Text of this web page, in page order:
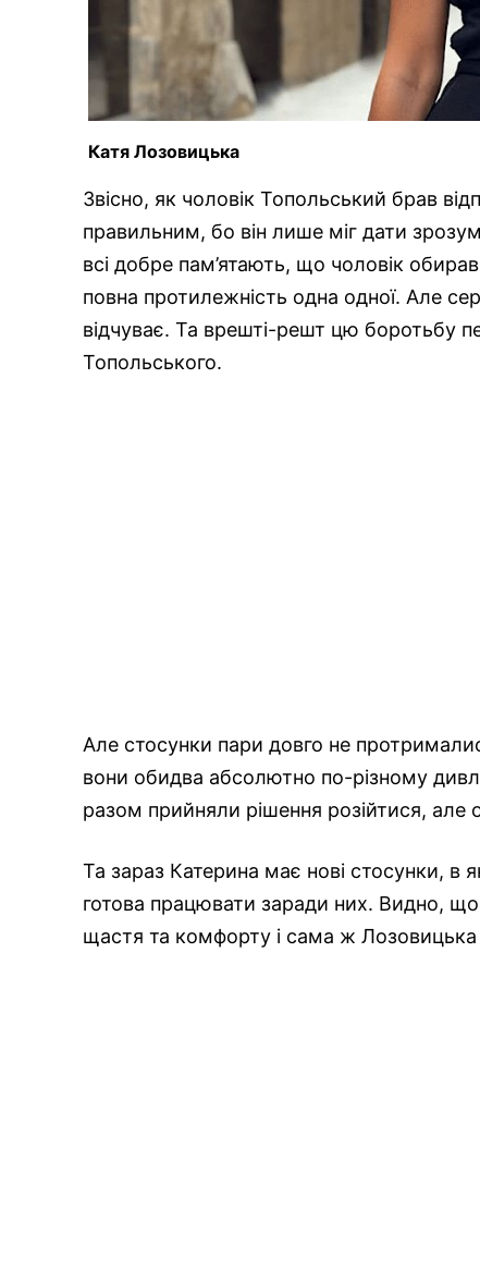
Катя Лозовицька
Звісно, як чоловік Топольський брав
правильним, бо він лише міг дати
всі добре пам’ятають, що чоловік
повна протилежність одна одної. Але
відчуває. Та врешті-решт цю боротьбу
Топольського.
Але стосунки пари довго не
вони обидва абсолютно по-різному
разом прийняли рішення розійтися, але
Та зараз Катерина має нові стосунки,
готова працювати заради них. Видно,
щастя та комфорту і сама ж Лозовицька